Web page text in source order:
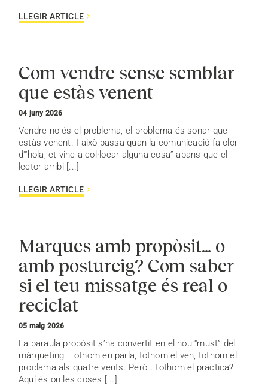
LLEGIR ARTICLE
Com vendre sense semblar
que estàs venent
04 juny 2026
Vendre no és el problema, el problema és sonar que
estàs venent. I això passa quan la comunicació fa olor
d'“hola, et vinc a col·locar alguna cosa” abans que el
lector arribi [...]
LLEGIR ARTICLE
Marques amb propòsit… o
amb postureig? Com saber
si el teu missatge és real o
reciclat
05 maig 2026
La paraula propòsit s’ha convertit en el nou “must” del
màrqueting. Tothom en parla, tothom el ven, tothom el
proclama als quatre vents. Però… tothom el practica?
Aquí és on les coses [...]